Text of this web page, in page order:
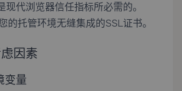
现代浏览器信任指标所必需的。
的托管环境无缝集成的SSL证书。
因素
变量